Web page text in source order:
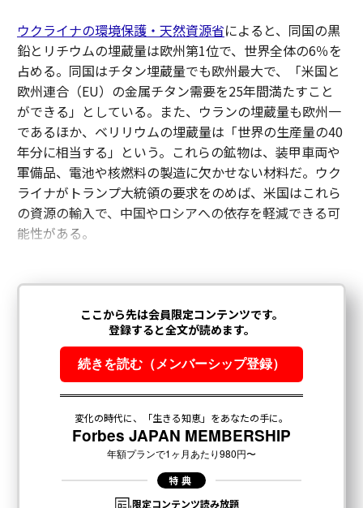
ウクライナの環境保護・天然資源省によると、同国の黒
鉛とリチウムの埋蔵量は欧州第1位で、世界全体の6％を
占める。同国はチタン埋蔵量でも欧州最大で、「米国と
欧州連合（EU）の金属チタン需要を25年間満たすこと
ができる」としている。また、ウランの埋蔵量も欧州一
であるほか、ベリリウムの埋蔵量は「世界の生産量の40
年分に相当する」という。これらの鉱物は、装甲車両や
軍備品、電池や核燃料の製造に欠かせない材料だ。ウク
ライナがトランプ大統領の要求をのめば、米国はこれら
の資源の輸入で、中国やロシアへの依存を軽減できる可
能性がある。